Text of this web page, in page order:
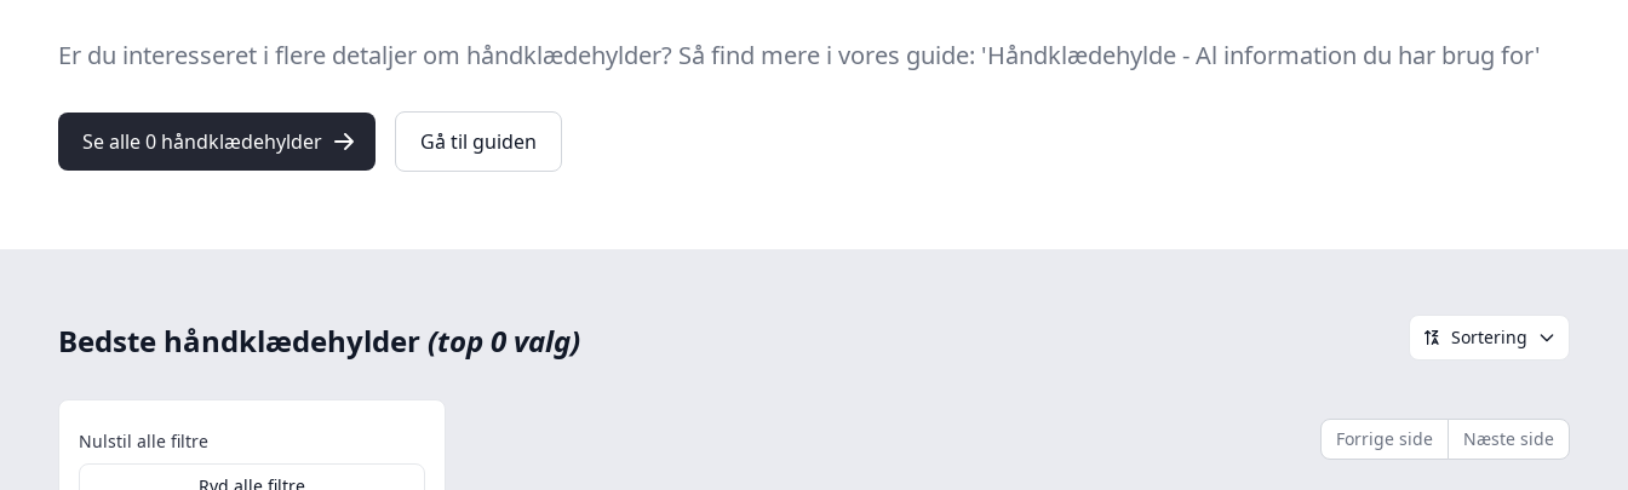
Er du interesseret i flere detaljer om håndklædehylder? Så find mere i vores guide: 'Håndklædehylde - Al information du har brug for'
Se alle 0 håndklædehylder Gå til guiden
Bedste håndklædehylder(top 0 valg) Sortering
Nulstil alle filtre
Forrige side Næste side